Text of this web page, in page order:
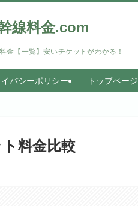
線料金.com
金【一覧】安いチケットがわかる！
バシーポリシー トップページ
料金比較